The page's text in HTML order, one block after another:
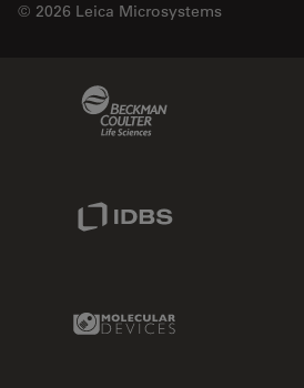
© 2026 Leica Microsystems
Molecular Devices Link